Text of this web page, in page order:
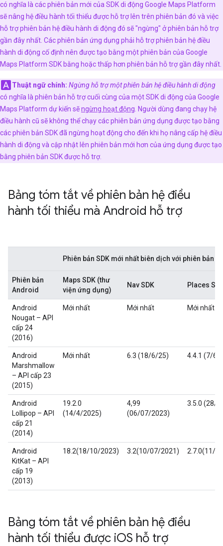
có nghĩa là các phiên bản mới của SDK di động Google Maps Platform
sẽ nâng hệ điều hành tối thiểu được hỗ trợ lên trên phiên bản đó và việc
hỗ trợ phiên bản hệ điều hành di động đó sẽ "ngừng" ở phiên bản hỗ trợ
gần đây nhất. Các phiên bản ứng dụng phải hỗ trợ phiên bản hệ điều
hành di động cố định nên được tạo bằng một phiên bản của Google
Maps Platform SDK bằng hoặc thấp hơn phiên bản hỗ trợ gần đây nhất.
Thuật ngữ chính: Ngừng hỗ trợ một phiên bản hệ điều hành di động
có nghĩa là phiên bản hỗ trợ cuối cùng của một SDK di động của Google
Maps Platform dự kiến sẽngừng hoạt động . Người dùng đang chạy hệ
điều hành cũ sẽ không thể chạy các phiên bản ứng dụng được tạo bằng
các phiên bản SDK đã ngừng hoạt động cho đến khi họ nâng cấp hệ điều
hành di động và cập nhật lên phiên bản mới hơn của ứng dụng được tạo
bằng phiên bản SDK được hỗ trợ.
Bảng tóm tắt về phiên bản hệ điều
hành tối thiểu mà Android hỗ trợ
Phiên bản SDK mới nhất biên dịch với phiên bản
Phiên bản
Android
Maps SDK (thư
viện ứng dụng)
Nav SDK Places
Android
Nougat – API
cấp 24
(2016)
Mới nhất Mới nhất Mới nhất
Android
Marshmallow
– API cấp 23
(2015)
Mới nhất 6.3 (18/6/25) 4.4.1 (7/6/
Android
Lollipop – API
cấp 21
(2014)
19.2.0
(14/4/2025)
4,99
(06/07/2023)
3.5.0 (28/
Android
KitKat – API
cấp 19
(2013)
18.2(18/10/2023) 3.2(10/07/2021) 2.7.0(11/
Bảng tóm tắt về phiên bản hệ điều
hành tối thiểu được iOS hỗ trợ